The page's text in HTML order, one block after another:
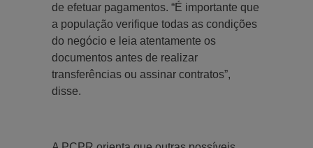
de efetuar pagamentos. “É importante que
a população verifique todas as condições
do negócio e leia atentamente os
documentos antes de realizar
transferências ou assinar contratos”,
disse.